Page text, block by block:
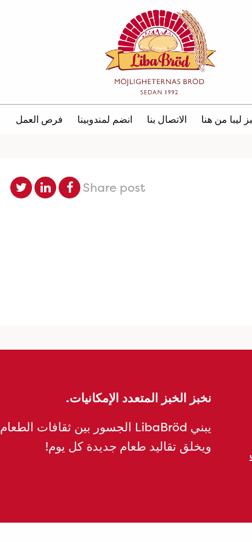
ليبا من هنا الاتصال بنا انضم لمندوبينا فرص العمل
Share post
نخبز الخبز المتعدد الإمكانيات.
يبني LibaBröd الجسور بين ثقافات الطعام
ويخلق تقاليد طعام جديدة كل يوم!